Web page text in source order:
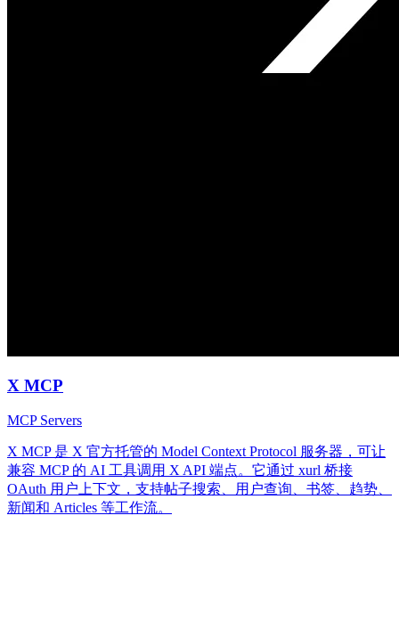
X MCP
MCP Servers
X MCP 是 X 官方托管的 Model Context Protocol 服务器，可让
兼容 MCP 的 AI 工具调用 X API 端点。它通过 xurl 桥接
OAuth 用户上下文，支持帖子搜索、用户查询、书签、趋势、
新闻和 Articles 等工作流。